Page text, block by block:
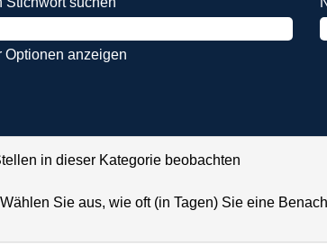
Optionen anzeigen
in dieser Kategorie beobachten
Wählen Sie aus, wie oft (in Tagen) Sie eine